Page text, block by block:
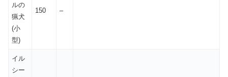
ルの
猟犬
(小
型)
150 –
イル
シー